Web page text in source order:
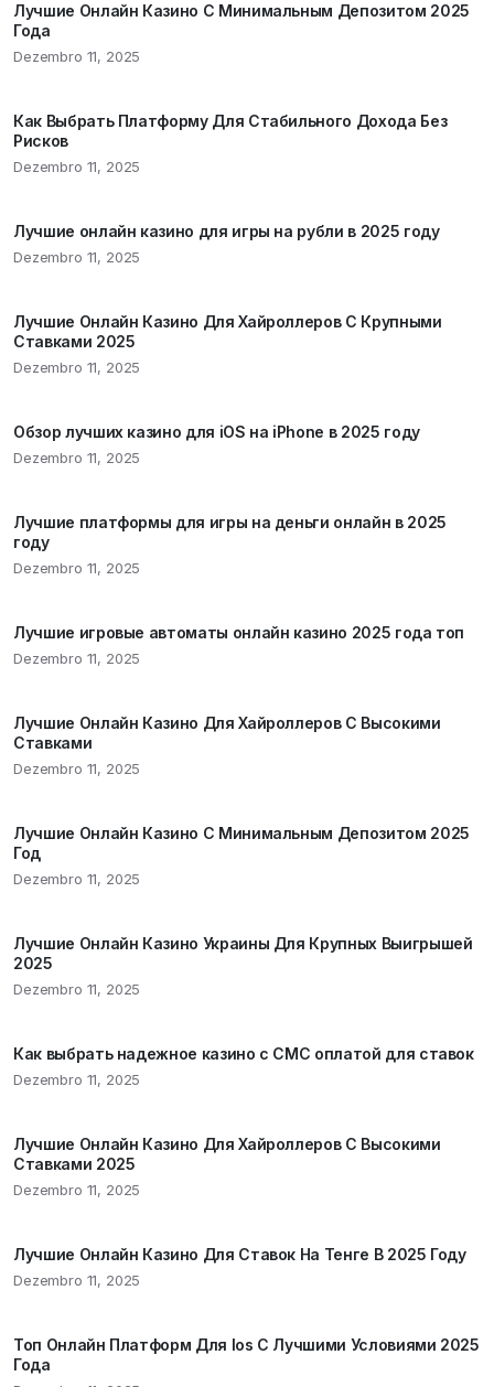
Лучшие Онлайн Казино С Минимальным Депозитом 2025
Года
Dezembro 11, 2025
Как Выбрать Платформу Для Стабильного Дохода Без
Рисков
Dezembro 11, 2025
Лучшие онлайн казино для игры на рубли в 2025 году
Dezembro 11, 2025
Лучшие Онлайн Казино Для Хайроллеров С Крупными
Ставками 2025
Dezembro 11, 2025
Обзор лучших казино для iOS на iPhone в 2025 году
Dezembro 11, 2025
Лучшие платформы для игры на деньги онлайн в 2025
году
Dezembro 11, 2025
Лучшие игровые автоматы онлайн казино 2025 года топ
Dezembro 11, 2025
Лучшие Онлайн Казино Для Хайроллеров С Высокими
Ставками
Dezembro 11, 2025
Лучшие Онлайн Казино С Минимальным Депозитом 2025
Год
Dezembro 11, 2025
Лучшие Онлайн Казино Украины Для Крупных Выигрышей
2025
Dezembro 11, 2025
Как выбрать надежное казино с СМС оплатой для ставок
Dezembro 11, 2025
Лучшие Онлайн Казино Для Хайроллеров С Высокими
Ставками 2025
Dezembro 11, 2025
Лучшие Онлайн Казино Для Ставок На Тенге В 2025 Году
Dezembro 11, 2025
Топ Онлайн Платформ Для Ios С Лучшими Условиями 2025
Года